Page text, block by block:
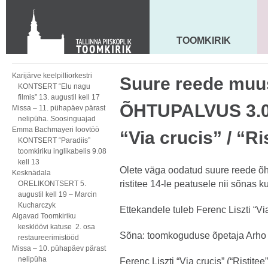
KONTAKT
Toom-Kooli 6, 10130 TALLINN
tallinna.toom@eelk.ee
MAARJA KIRIK
TOOMKIRIK
Karijärve keelpilliorkestri
KONTSERT “Elu nagu
filmis” 13. augustil kell 17
Missa – 11. pühapäev pärast
nelipüha. Soosinguajad
Emma Bachmayeri loovtöö
KONTSERT “Paradiis”
toomkiriku inglikabelis 9.08
kell 13
Kesknädala
ORELIKONTSERT 5.
augustil kell 19 – Marcin
Kucharczyk
Algavad Toomkiriku
kesklöövi katuse 2. osa
restaureerimistööd
Missa – 10. pühapäev pärast
nelipüha
Suure reede
ÕHTUPALVUS
“Via crucis” /
Olete väga oodatud suure reede
ristitee 14-le peatusele nii sõnas
Ettekandele tuleb Ferenc Liszti
Sõna: toomkoguduse õpetaja
Ferenc Liszti “Via crucis”